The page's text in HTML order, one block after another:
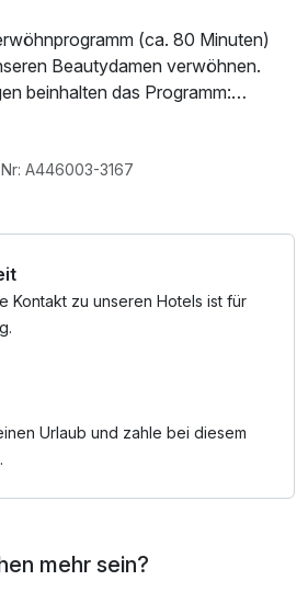
(ca. 80 Minuten)
Beautydamen verwöhnen.
beinhalten das Programm:
Entfernung von
Maske/Packung,
vorbehalten!
Nutzung des
Nr: A446003-3167
Kontakt zu unseren Hotels ist für
Urlaub und zahle bei diesem
mehr sein?